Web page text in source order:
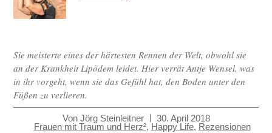
Sie meisterte eines der härtesten Rennen der Welt, obwohl sie
an der Krankheit Lipödem leidet. Hier verrät Antje Wensel, was
in ihr vorgeht, wenn sie das Gefühl hat, den Boden unter den
Füßen zu verlieren.
Von Jörg Steinleitner
30. April 2018
Frauen mit Traum und Herz², Happy Life, Rezensionen